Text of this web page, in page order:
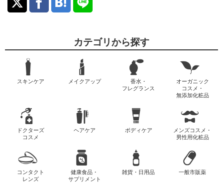
カテゴリから探す
スキンケア メイクアップ
香水・
フレグランス
オーガニック
コスメ・
無添加化粧品
ドクターズ
コスメ
ヘアケア ボディケア
メンズコスメ・
男性用化粧品
コンタクト
レンズ
健康食品・
サプリメント
雑貨・日用品 一般市販薬